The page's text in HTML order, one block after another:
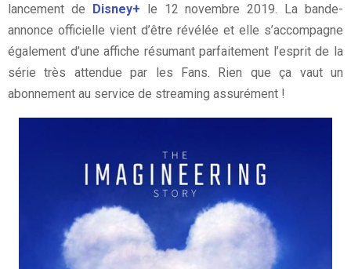
lancement de Disney+ le 12 novembre 2019. La bande-
annonce officielle vient d’être révélée et elle s’accompagne
également d’une affiche résumant parfaitement l’esprit de la
série très attendue par les Fans. Rien que ça vaut un
abonnement au service de streaming assurément !